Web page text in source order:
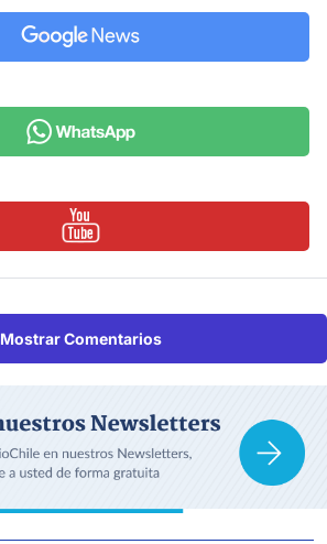
Mostrar Comentarios